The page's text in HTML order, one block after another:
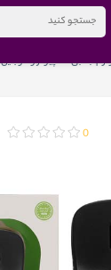
جانبی کامپیوتر و موبایل
0